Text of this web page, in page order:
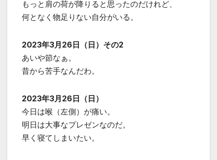
もっと肩の荷が降りると思ったのだけれど、
何となく物足りない自分がいる。
2023年3月26日（日）その2
あいや節なぁ。
昔から苦手なんだわ。
2023年3月26日（日）
今日は喉（左側）が痛い。
明日は大事なプレゼンなのだ。
早く寝てしまいたい。